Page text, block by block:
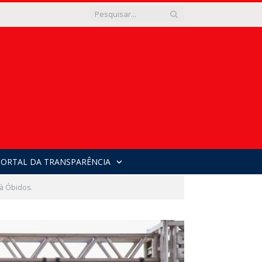
DA TRANSPARÊNCIA
Óbidos.